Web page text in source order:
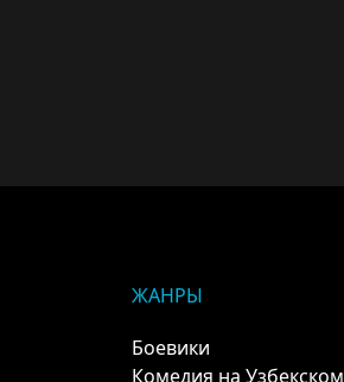
ЖАНРЫ
Боевики
Комедия на Узбекском